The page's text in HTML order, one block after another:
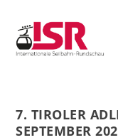
7. TIROLER
SEPTEMBER